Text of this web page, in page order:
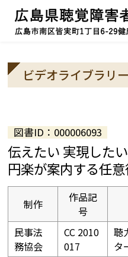
ビデオライブラリ
図書ID：000006093
伝えたい 実現した
円楽が案内する任
制作
作品記
号
民事法
務協会
CC 2010
017
聴
タ